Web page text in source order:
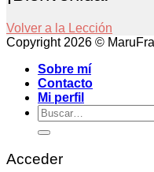
Volver a la Lección
Copyright 2026 ©
Sobre mí
Contacto
Mi perfil
Buscar
por:
Acceder